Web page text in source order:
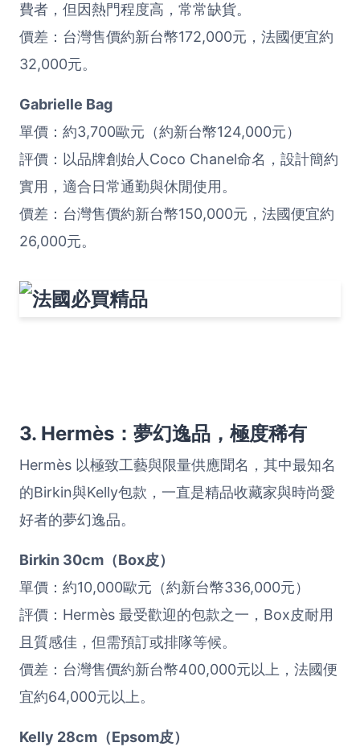
費者，但因熱門程度高，常常缺貨。
價差：台灣售價約新台幣172,000元，法國便宜約
32,000元。
Gabrielle Bag
單價：約3,700歐元（約新台幣124,000元）
評價：以品牌創始人Coco Chanel命名，設計簡約
實用，適合日常通勤與休閒使用。
價差：台灣售價約新台幣150,000元，法國便宜約
26,000元。
3. Hermès：夢幻逸品，極度稀有
Hermès 以極致工藝與限量供應聞名，其中最知名
的Birkin與Kelly包款，一直是精品收藏家與時尚愛
好者的夢幻逸品。
Birkin 30cm（Box皮）
單價：約10,000歐元（約新台幣336,000元）
評價：Hermès 最受歡迎的包款之一，Box皮耐用
且質感佳，但需預訂或排隊等候。
價差：台灣售價約新台幣400,000元以上，法國便
宜約64,000元以上。
Kelly 28cm（Epsom皮）